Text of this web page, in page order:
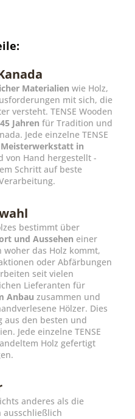
Materialien wie Holz,
mit sich, die
versteht. TENSE Wooden
Jahren für Tradition und
Jede einzelne TENSE
Meisterwerkstatt in
von Hand hergestellt -
Schritt auf beste
bestimmt über
und Aussehen einer
das Holz kommt,
oder Abfärbungen
seit vielen
Lieferanten für
Anbau zusammen und
Hölzer. Dies
aus den besten und
Jede einzelne TENSE
Holz gefertigt
anderes als die
ausschließlich